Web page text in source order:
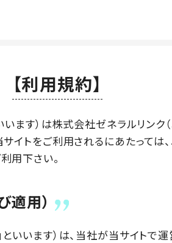
【利用規約】
います）は株式会社ゼネラルリン
サイトをご利用されるにあたって
用下さい。
用）
いいます）は、当社が当サイトで